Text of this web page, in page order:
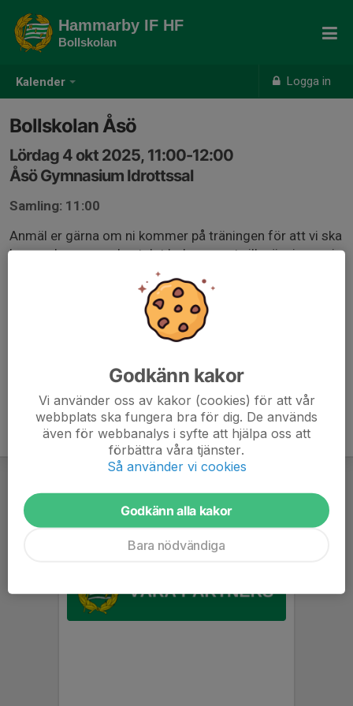
Kalender Logga in
Hammarby IF HF
Bollskolan
Bollskolan Åsö
Lördag 4 okt 2025, 11:00-12:00
Åsö Gymnasium Idrottssal
Samling: 11:00
Anmäl er gärna om ni kommer på träningen för att vi ska
kunna planera med antalet ledare samt vilka övningar vi
kör baserat på antalet barn
Godkänn kakor
Vi använder oss av kakor (cookies) för att vår
webbplats ska fungera bra för dig. De används
även för webbanalys i syfte att hjälpa oss att
förbättra våra tjänster.
Så använder vi cookies
Godkänn alla kakor
Bara nödvändiga